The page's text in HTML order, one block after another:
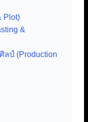
Plot)
&
ลป์ (Production